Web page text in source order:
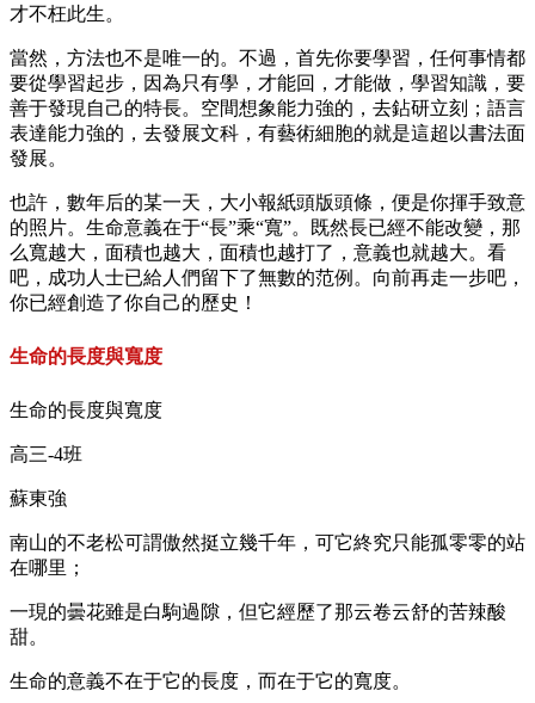
才不枉此生。
當然，方法也不是唯一的。不過，首先你要學習，任何事情都
要從學習起步，因為只有學，才能回，才能做，學習知識，要
善于發現自己的特長。空間想象能力強的，去鉆研立刻；語言
表達能力強的，去發展文科，有藝術細胞的就是這超以書法面
發展。
也許，數年后的某一天，大小報紙頭版頭條，便是你揮手致意
的照片。生命意義在于“長”乘“寬”。既然長已經不能改變，那
么寬越大，面積也越大，面積也越打了，意義也就越大。看
吧，成功人士已給人們留下了無數的范例。向前再走一步吧，
你已經創造了你自己的歷史！
生命的長度與寬度
生命的長度與寬度
高三-4班
蘇東強
南山的不老松可謂傲然挺立幾千年，可它終究只能孤零零的站
在哪里；
一現的曇花雖是白駒過隙，但它經歷了那云卷云舒的苦辣酸
甜。
生命的意義不在于它的長度，而在于它的寬度。